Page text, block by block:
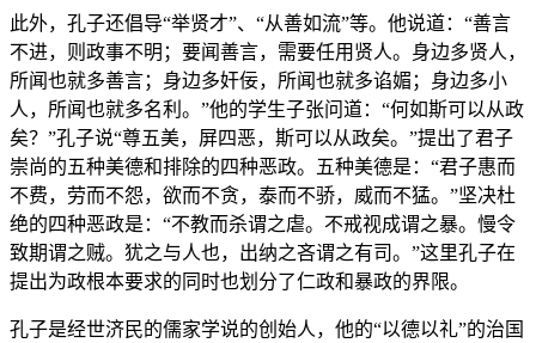
此外，孔子还倡导“举贤才”、“从善如流”等。他说道：“善言
不进，则政事不明；要闻善言，需要任用贤人。身边多贤人，
所闻也就多善言；身边多奸佞，所闻也就多谄媚；身边多小
人，所闻也就多名利。”他的学生子张问道：“何如斯可以从政
矣？”孔子说“尊五美，屏四恶，斯可以从政矣。”提出了君子
崇尚的五种美德和排除的四种恶政。五种美德是：“君子惠而
不费，劳而不怨，欲而不贪，泰而不骄，威而不猛。”坚决杜
绝的四种恶政是：“不教而杀谓之虐。不戒视成谓之暴。慢令
致期谓之贼。犹之与人也，出纳之吝谓之有司。”这里孔子在
提出为政根本要求的同时也划分了仁政和暴政的界限。
孔子是经世济民的儒家学说的创始人，他的“以德以礼”的治国